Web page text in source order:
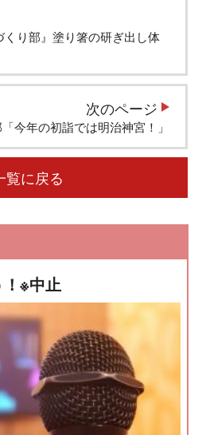
り部』塗り箸の研ぎ出し体
次のページ
今年の初詣では明治神宮！」
覧に戻る
※中止